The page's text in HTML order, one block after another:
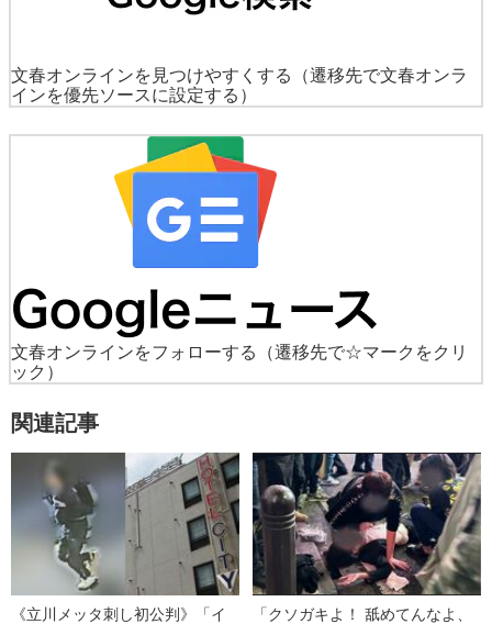
文春オンラインを見つけやすくする
（遷移先で文春オンラ
インを優先ソースに設定する）
文春オンラインをフォローする
（遷移先で☆マークをクリ
ック）
関連記事
《立川メッタ刺し初公判》「イ
「クソガキよ！ 舐めてんなよ、